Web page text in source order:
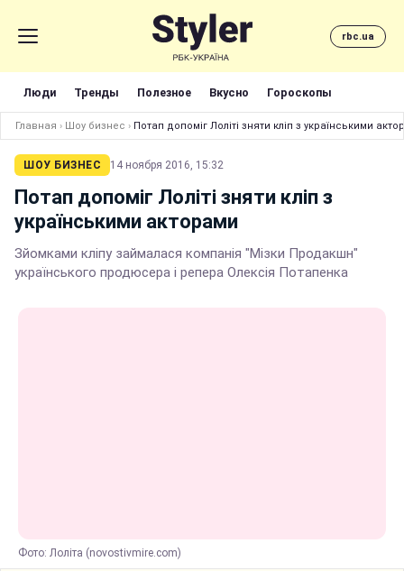
rbc.ua
Люди Тренды Полезное Вкусно Гороскопы
Главная › Шоу бизнес › Потап допоміг Лоліті зняти кліп з українськими
ШОУ БИЗНЕС 14 ноября 2016, 15:32
Потап допоміг Лоліті зняти кліп з
українськими акторами
Зйомками кліпу займалася компанія "Мізки Продакшн"
українського продюсера і репера Олексія Потапенка
Фото: Лоліта (novostivmire.com)